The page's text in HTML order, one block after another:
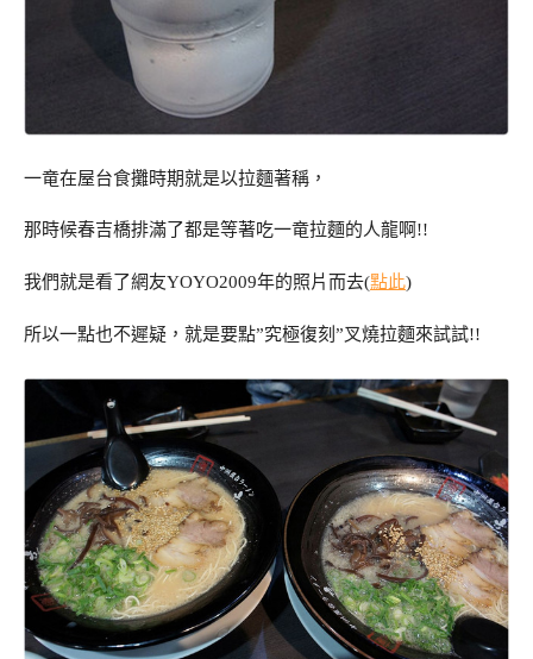
一竜在屋台食攤時期就是以拉麵著稱，
那時候春吉橋排滿了都是等著吃一竜拉麵的人龍啊!!
我們就是看了網友YOYO2009年的照片而去(點此)
所以一點也不遲疑，就是要點”究極復刻”叉燒拉麵來試試!!